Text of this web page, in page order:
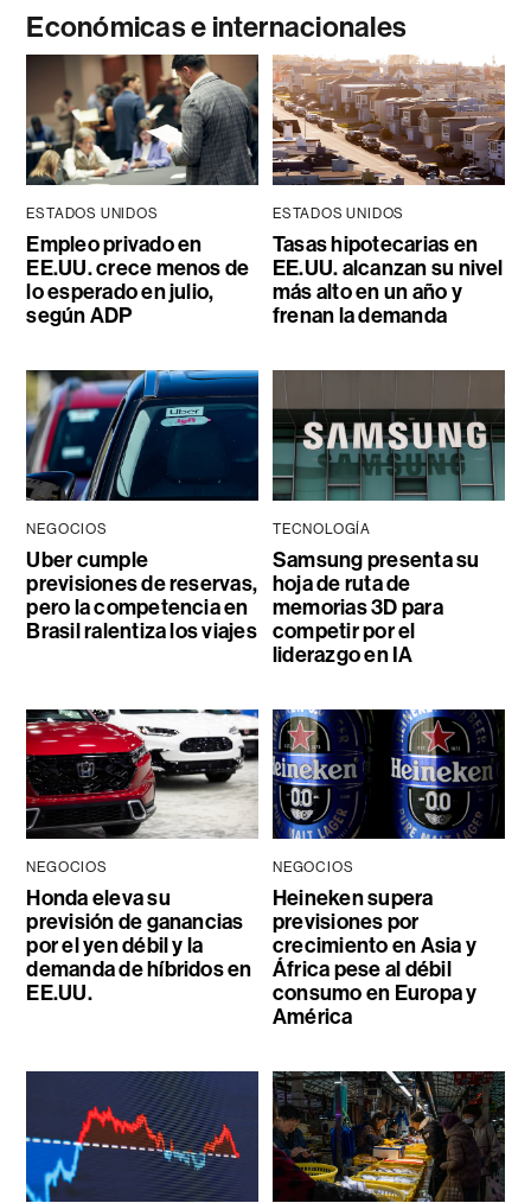
Económicas e internacionales
ESTADOS UNIDOS
Empleo privado en
EE.UU. crece menos de
lo esperado en julio,
según ADP
ESTADOS UNIDOS
Tasas hipotecarias en
EE.UU. alcanzan su nivel
más alto en un año y
frenan la demanda
NEGOCIOS
Uber cumple
previsiones de reservas,
pero la competencia en
Brasil ralentiza los viajes
TECNOLOGÍA
Samsung presenta su
hoja de ruta de
memorias 3D para
competir por el
liderazgo en IA
NEGOCIOS
Honda eleva su
previsión de ganancias
por el yen débil y la
demanda de híbridos en
EE.UU.
NEGOCIOS
Heineken supera
previsiones por
crecimiento en Asia y
África pese al débil
consumo en Europa y
América